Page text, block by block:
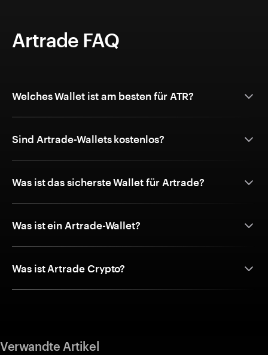
Artrade FAQ
Welches Wallet ist am besten für ATR?
Sind Artrade-Wallets kostenlos?
Was ist das sicherste Wallet für Artrade?
Was ist ein Artrade-Wallet?
Was ist Artrade Crypto?
Verwandte Artikel